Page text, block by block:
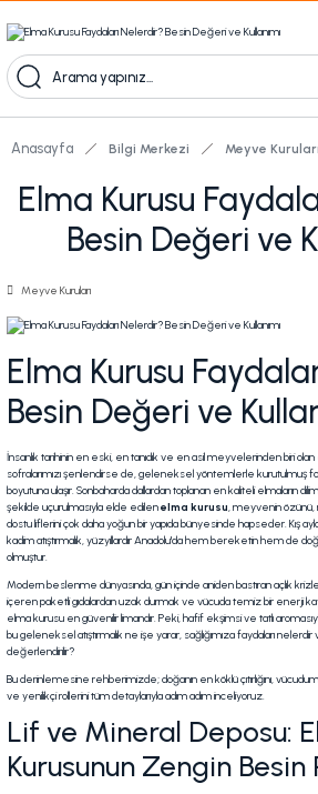
Kampanyalı Ürünleri Görüntüle
Anasayfa Bilgi Merkezi Meyve Kuruları
Elma Kurusu
Besin Değeri ve
Meyve Kuruları
Elma Kurusu
Besin Değeri ve
İnsanlık tarihinin en eski, en tanıdık ve en asil meyvelerinden biri
sofralarımızı şenlendirse de, geleneksel yöntemlerle kurutulmuş
boyutuna ulaşır. Sonbaharda dallardan toplanan en kaliteli elmaların
şekilde uçurulmasıyla elde edilenelma kurusu, meyvenin özünü,
dostu liflerini çok daha yoğun bir yapıda bünyesinde hapseder. Kış
kadim atıştırmalık, yüzyıllardır Anadolu'da hem bereketin hem de
olmuştur.
Modern beslenme dünyasında, gün içinde aniden bastıran açlık
içeren paketli gıdalardan uzak durmak ve vücuda temiz bir enerji
elma kurusu en güvenilir limandır. Peki, hafif ekşimsi ve tatlı
bu geleneksel atıştırmalık ne işe yarar, sağlığımıza faydaları
değerlendirilir?
Bu derinlemesine rehberimizde; doğanın en köklü çıtırlığını,
ve yenilikçi rollerini tüm detaylarıyla adım adım inceliyoruz.
Lif ve Mineral Deposu:
Kurusunun Zengin Besin